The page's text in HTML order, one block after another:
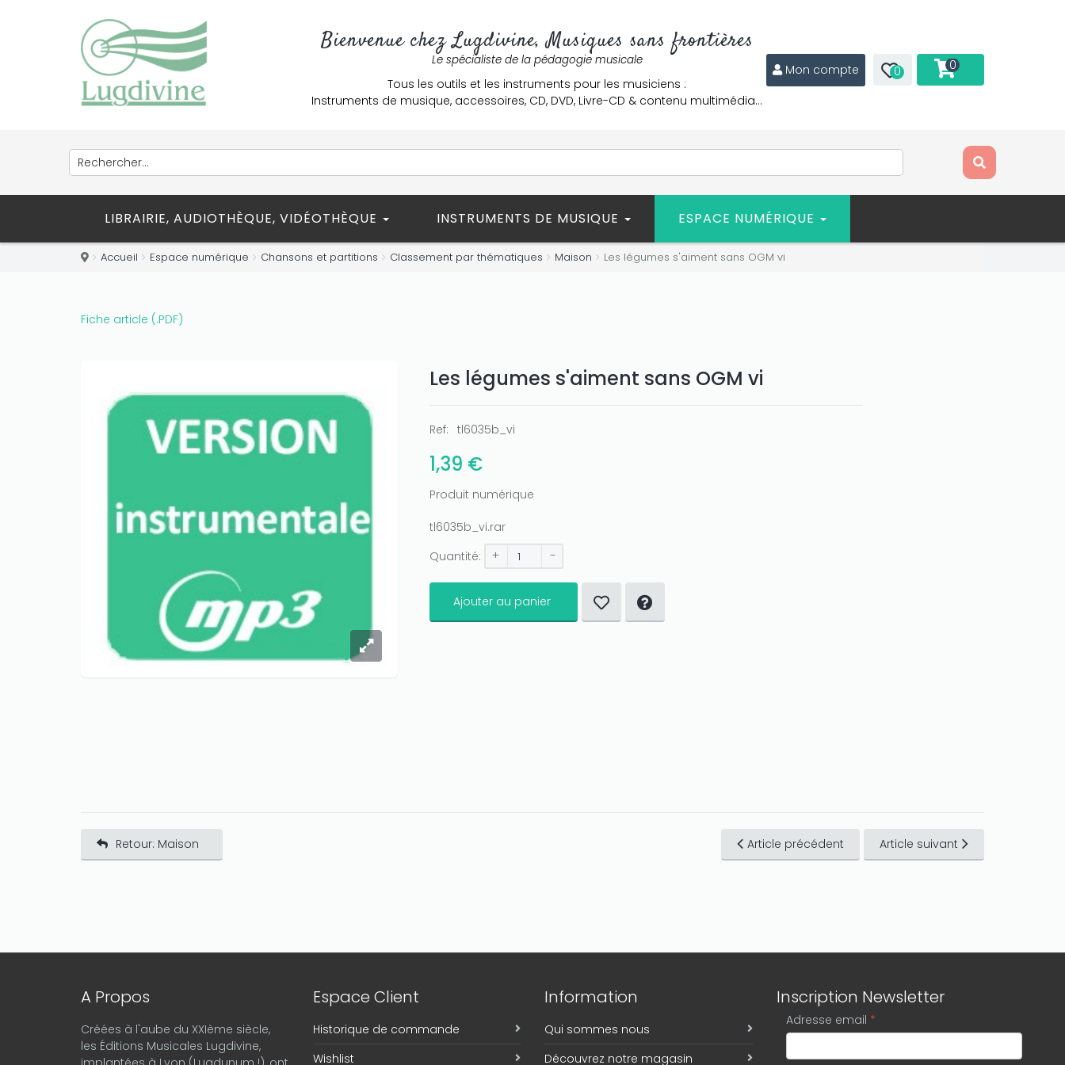
Bienvenue chez Lugdivine, Musiques sans frontières
Le spécialiste de la pédagogie musicale
Tous les outils et les instruments pour les musiciens :
Instruments de musique, accessoires, CD, DVD, Livre-CD & contenu multimédia…
Mon compte 0 0
LIBRAIRIE, AUDIOTHÈQUE, VIDÉOTHÈQUE INSTRUMENTS DE MUSIQUE ESPACE NUMÉRIQUE
Accueil Espace numérique Chansons et partitions Classement par thématiques Maison Les légumes s'aiment sans OGM vi
Fiche article (.PDF)
Les légumes s'aiment sans OGM vi
Ref: tl6035b_vi
1,39 €
Produit numérique
tl6035b_vi.rar
Quantité:
+ -
Ajouter au panier
Retour: Maison Article précédent Article suivant
A Propos
Créées à l'aube du XXIème siècle,
les Éditions Musicales Lugdivine,
Only play atJoo casino
want to win a huge amount on your
credits!
Espace Client
Historique de commande
Wishlist
Information
Qui sommes nous
Découvrez notre magasin
Inscription Newsletter
Adresse email *